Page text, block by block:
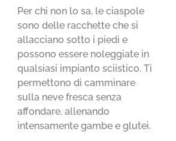
Per chi non lo sa, le ciaspole
sono delle racchette che si
allacciano sotto i piedi e
possono essere noleggiate in
qualsiasi impianto sciistico. Ti
permettono di camminare
sulla neve fresca senza
affondare, allenando
intensamente gambe e glutei.